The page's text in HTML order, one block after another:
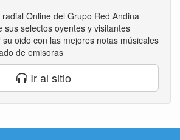
Online del Grupo Red Andina
sus selectos oyentes y visitantes
oido con las mejores notas músicales
de emisoras
Ir al sitio